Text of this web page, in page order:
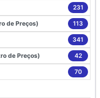
231
de Preços) 113
341
de Preços) 42
70